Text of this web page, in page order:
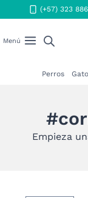
al
(+57) 323
Menú
Perros
Empieza